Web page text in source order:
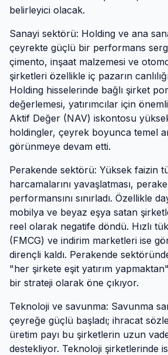
belirleyici olacak.
Sanayi sektörü: Holding ve ana
çeyrekte güçlü bir performans
çimento, inşaat malzemesi ve
şirketleri özellikle iç pazarın
Holding hisselerinde bağlı şirket
değerlemesi, yatırımcılar için
Aktif Değer (NAV) iskontosu
holdingler, çeyrek boyunca temel
görünmeye devam etti.
Perakende sektörü: Yüksek faizin
harcamalarını yavaşlatması,
performansını sınırladı. Özellikle
mobilya ve beyaz eşya satan
reel olarak negatife döndü. Hızlı
(FMCG) ve indirim marketleri ise
dirençli kaldı. Perakende
"her şirkete eşit yatırım
bir strateji olarak öne çıkıyor.
Teknoloji ve savunma: Savunma
çeyreğe güçlü başladı; ihracat
üretim payı bu şirketlerin uzun
destekliyor. Teknoloji şirketlerinde